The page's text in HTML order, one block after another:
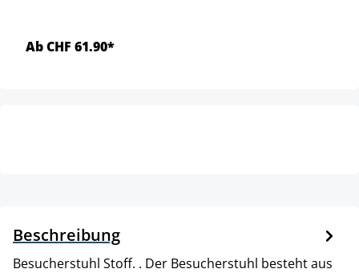
Ab CHF 61.90*
Beschreibung
Besucherstuhl Stoff. . Der Besucherstuhl besteht aus